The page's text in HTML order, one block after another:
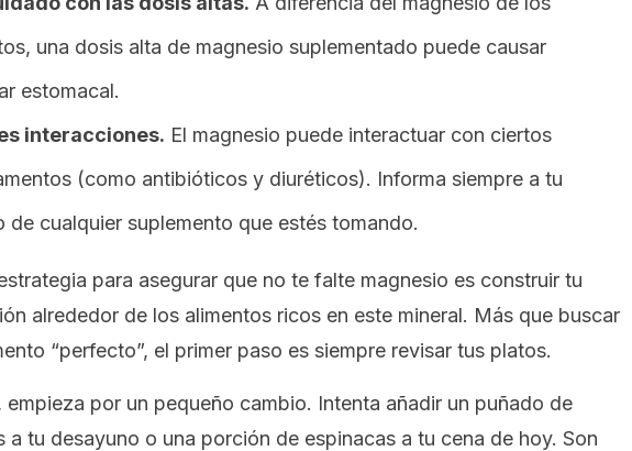
una dosis alta de magnesio suplementado puede causar
estomacal.
interacciones. El magnesio puede interactuar con ciertos
(como antibióticos y diuréticos). Informa siempre a tu
de cualquier suplemento que estés tomando.
para asegurar que no te falte magnesio es construir tu
alrededor de los alimentos ricos en este mineral. Más que buscar
“perfecto”, el primer paso es siempre revisar tus platos.
empieza por un pequeño cambio. Intenta añadir un puñado de
a tu desayuno o una porción de espinacas a tu cena de hoy. Son